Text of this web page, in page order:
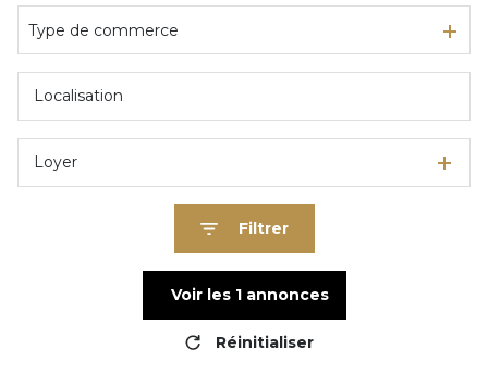
Type de commerce
Loyer
Filtrer
Voir les 1annonces
Réinitialiser